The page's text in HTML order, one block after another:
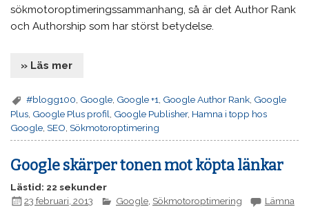
sökmotoroptimeringssammanhang, så är det Author Rank
och Authorship som har störst betydelse.
» Läs mer
#blogg100 Google Google +1 Google Author Rank Google
Plus, Google Plus profil, Google Publisher, Hamna i topp hos
Google,SEO,Sökmotoroptimering
Google skärper tonen mot köpta länkar
Lästid: 22 sekunder
23 februari, 2013
Google Sökmotoroptimering
Lämna